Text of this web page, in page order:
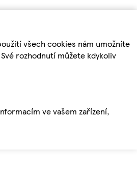
všech cookies nám umožníte
rozhodnutí můžete kdykoliv
ve vašem zařízení,